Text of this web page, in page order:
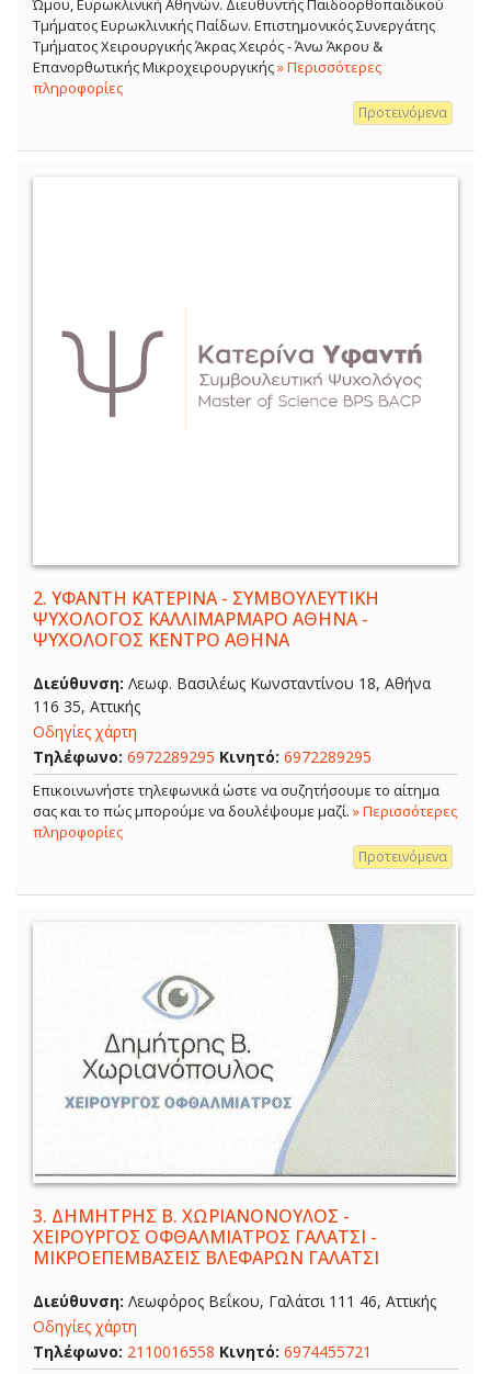
Ώμου, Ευρωκλινική Αθηνών. Διευθυντής Παιδοορθοπαιδικού
Τμήματος Ευρωκλινικής Παίδων. Επιστημονικός Συνεργάτης
Τμήματος Χειρουργικής Άκρας Χειρός - Άνω Άκρου &
Επανορθωτικής Μικροχειρουργικής» Περισσότερες
πληροφορίες
Προτεινόμενα
2. ΥΦΑΝΤΗ ΚΑΤΕΡΙΝΑ - ΣΥΜΒΟΥΛΕΥΤΙΚΗ
ΨΥΧΟΛΟΓΟΣ ΚΑΛΛΙΜΑΡΜΑΡΟ ΑΘΗΝΑ -
ΨΥΧΟΛΟΓΟΣ ΚΕΝΤΡΟ ΑΘΗΝΑ
Διεύθυνση: Λεωφ. Βασιλέως Κωνσταντίνου 18, Αθήνα
116 35, Αττικής
Οδηγίες χάρτη
Τηλέφωνο: 6972289295 Κινητό: 6972289295
Επικοινωνήστε τηλεφωνικά ώστε να συζητήσουμε το αίτημα
σας και το πώς μπορούμε να δουλέψουμε μαζί. » Περισσότερες
πληροφορίες
Προτεινόμενα
3. ΔΗΜΗΤΡΗΣ Β. ΧΩΡΙΑΝΟΝΟΥΛΟΣ -
ΧΕΙΡΟΥΡΓΟΣ ΟΦΘΑΛΜΙΑΤΡΟΣ ΓΑΛΑΤΣΙ -
ΜΙΚΡΟΕΠΕΜΒΑΣΕΙΣ ΒΛΕΦΑΡΩΝ ΓΑΛΑΤΣΙ
Διεύθυνση: Λεωφόρος Βεΐκου, Γαλάτσι 111 46, Αττικής
Οδηγίες χάρτη
Τηλέφωνο: 2110016558 Κινητό: 6974455721